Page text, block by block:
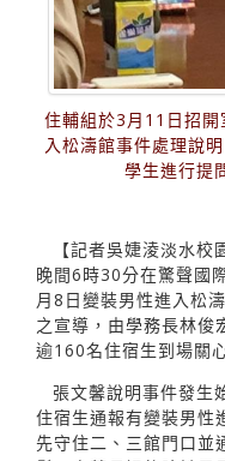
住輔組於3月11日招
入松濤館事件處理說
學生進行提
【記者吳婕淩淡水
晚間6時30分在驚聲國
月8日變裝男性進入松
之宣導，由學務長林俊
逾160名住宿生到場關
張文馨說明事件發生
住宿生通報有變裝男性
先守住二、三館門口並